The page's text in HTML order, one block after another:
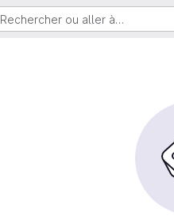
Rechercher ou aller à…